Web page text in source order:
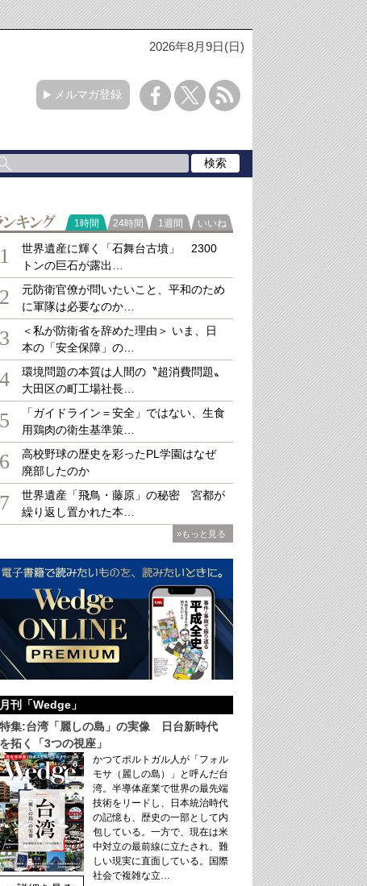
2026年8月9日(日)
メルマガ登録
流れがもろくも崩れた天安門事件 （AP/AFLO）
ラ
1時間 24時間 1週間 いいね
1
世界遺産に輝く「石舞台古墳」 2300
トンの巨石が露出…
2
元防衛官僚が問いたいこと、平和のため
に軍隊は必要なのか…
3
＜私が防衛省を辞めた理由＞ いま、日
本の「安全保障」の…
4
環境問題の本質は人間の〝超消費問題〟
大田区の町工場社長…
5
「ガイドライン＝安全」ではない、生食
用鶏肉の衛生基準策…
6
高校野球の歴史を彩ったPL学園はなぜ
廃部したのか
7
世界遺産「飛鳥・藤原」の秘密 宮都が
繰り返し置かれた本…
»もっと見る
月刊「Wedge」
特集:台湾「麗しの島」の実像 日台新時代
を拓く「3つの視座」
かつてポルトガル人が「フォル
モサ（麗しの島）」と呼んだ台
湾。半導体産業で世界の最先端
技術をリードし、日本統治時代
の記憶も、歴史の一部として内
包している。一方で、現在は米
中対立の最前線に立たされ、難
しい現実に直面している。国際
社会で複雑な立…